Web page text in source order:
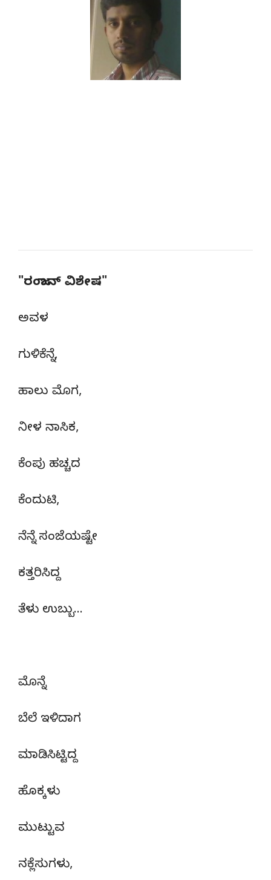
"ರಂಜಾನ್ ವಿಶೇಷ"
ಅವಳ
ಗುಳಿಕೆನ್ನೆ,
ಹಾಲು ಮೊಗ,
ನೀಳ ನಾಸಿಕ,
ಕೆಂಪು ಹಚ್ಚದ
ಕೆಂದುಟಿ,
ನೆನ್ನೆ ಸಂಜೆಯಷ್ಟೇ
ಕತ್ತರಿಸಿದ್ದ
ತೆಳು ಉಬ್ಬು…
ಮೊನ್ನೆ
ಬೆಲೆ ಇಳಿದಾಗ
ಮಾಡಿಸಿಟ್ಟಿದ್ದ
ಹೊಕ್ಕಳು
ಮುಟ್ಟುವ
ನಕ್ಲೆಸುಗಳು,